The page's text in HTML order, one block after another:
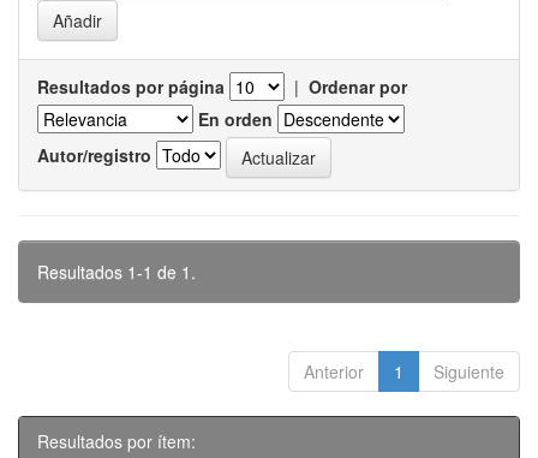
Resultados por página | Ordenar por
En orden
Autor/registro
Resultados 1-1 de 1.
Anterior 1 Siguiente
Resultados por ítem: